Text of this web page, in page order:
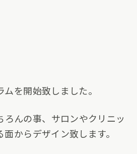
を開始致しました。
んの事、サロンやクリニッ
からデザイン致します。